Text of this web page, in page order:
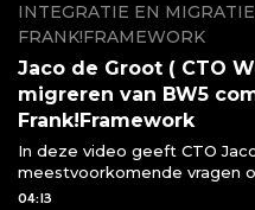
INTEGRATIE EN
FRANK!FRAMEWORK
Jaco de Groot ( CTO
migreren van BW5
Frank!Framework
In deze video geeft CTO
meestvoorkomende vragen
componenten naar het
04:13